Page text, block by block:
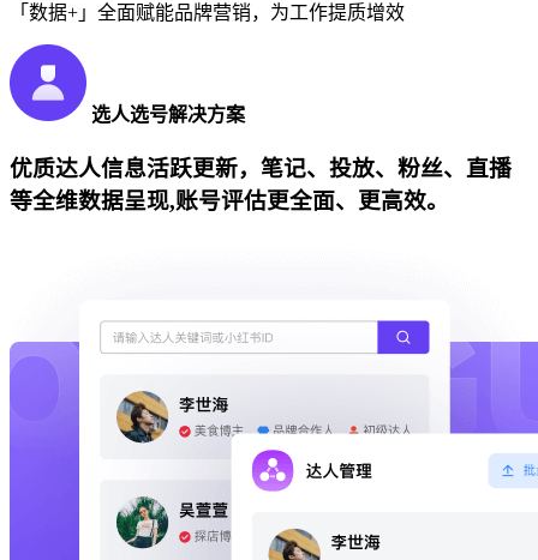
「数据+」全面赋能品牌营销，为工作提质增效
选人选号解决方案
优质达人信息活跃更新，笔记、投放、粉丝、直播
等全维数据呈现,账号评估更全面、更高效。